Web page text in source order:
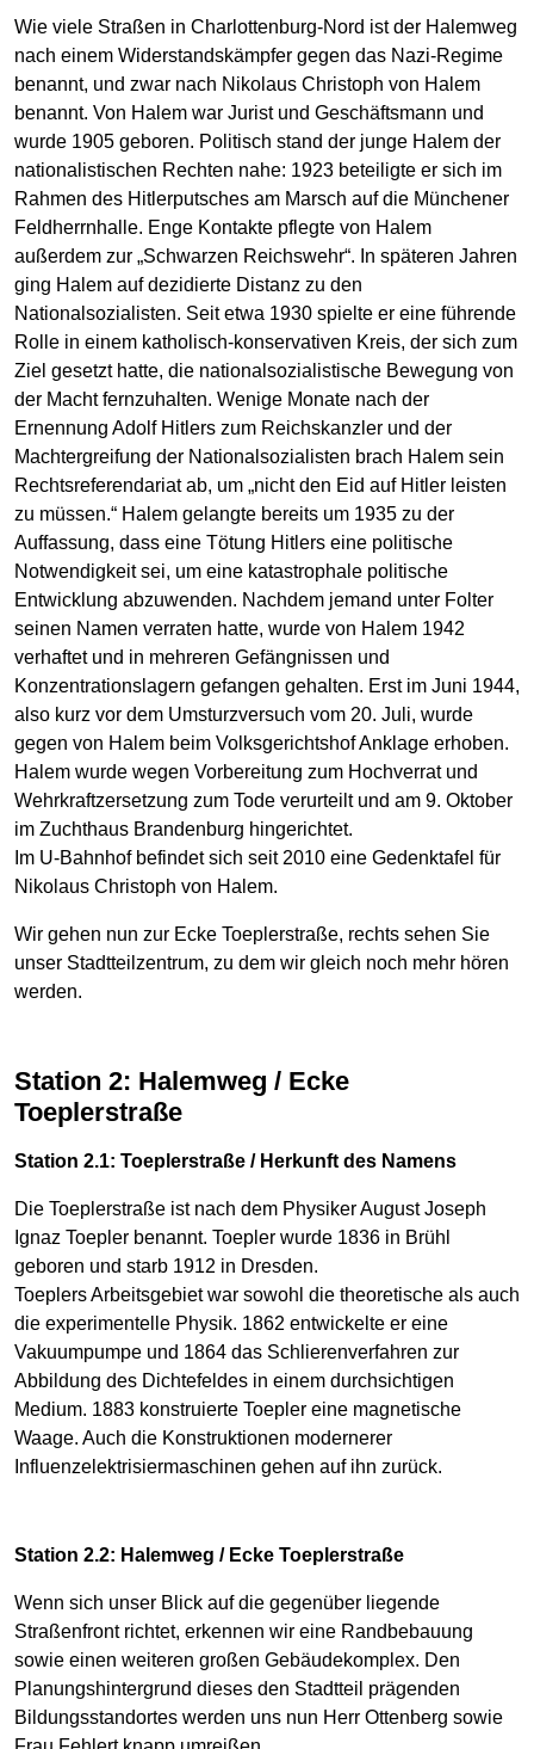
Wie viele Straßen in Charlottenburg-Nord ist der Halemweg
nach einem Widerstandskämpfer gegen das Nazi-Regime
benannt, und zwar nach Nikolaus Christoph von Halem
benannt. Von Halem war Jurist und Geschäftsmann und
wurde 1905 geboren. Politisch stand der junge Halem der
nationalistischen Rechten nahe: 1923 beteiligte er sich im
Rahmen des Hitlerputsches am Marsch auf die Münchener
Feldherrnhalle. Enge Kontakte pflegte von Halem
außerdem zur „Schwarzen Reichswehr“. In späteren Jahren
ging Halem auf dezidierte Distanz zu den
Nationalsozialisten. Seit etwa 1930 spielte er eine führende
Rolle in einem katholisch-konservativen Kreis, der sich zum
Ziel gesetzt hatte, die nationalsozialistische Bewegung von
der Macht fernzuhalten. Wenige Monate nach der
Ernennung Adolf Hitlers zum Reichskanzler und der
Machtergreifung der Nationalsozialisten brach Halem sein
Rechtsreferendariat ab, um „nicht den Eid auf Hitler leisten
zu müssen.“ Halem gelangte bereits um 1935 zu der
Auffassung, dass eine Tötung Hitlers eine politische
Notwendigkeit sei, um eine katastrophale politische
Entwicklung abzuwenden. Nachdem jemand unter Folter
seinen Namen verraten hatte, wurde von Halem 1942
verhaftet und in mehreren Gefängnissen und
Konzentrationslagern gefangen gehalten. Erst im Juni 1944,
also kurz vor dem Umsturzversuch vom 20. Juli, wurde
gegen von Halem beim Volksgerichtshof Anklage erhoben.
Halem wurde wegen Vorbereitung zum Hochverrat und
Wehrkraftzersetzung zum Tode verurteilt und am 9. Oktober
im Zuchthaus Brandenburg hingerichtet.
Im U-Bahnhof befindet sich seit 2010 eine Gedenktafel für
Nikolaus Christoph von Halem.
Wir gehen nun zur Ecke Toeplerstraße, rechts sehen Sie
unser Stadtteilzentrum, zu dem wir gleich noch mehr hören
werden.
Station 2: Halemweg / Ecke
Toeplerstraße
Station 2.1: Toeplerstraße / Herkunft des Namens
Die Toeplerstraße ist nach dem Physiker August Joseph
Ignaz Toepler benannt. Toepler wurde 1836 in Brühl
geboren und starb 1912 in Dresden.
Toeplers Arbeitsgebiet war sowohl die theoretische als auch
die experimentelle Physik. 1862 entwickelte er eine
Vakuumpumpe und 1864 das Schlierenverfahren zur
Abbildung des Dichtefeldes in einem durchsichtigen
Medium. 1883 konstruierte Toepler eine magnetische
Waage. Auch die Konstruktionen modernerer
Influenzelektrisiermaschinen gehen auf ihn zurück.
Station 2.2: Halemweg / Ecke Toeplerstraße
Wenn sich unser Blick auf die gegenüber liegende
Straßenfront richtet, erkennen wir eine Randbebauung
sowie einen weiteren großen Gebäudekomplex. Den
Planungshintergrund dieses den Stadtteil prägenden
Bildungsstandortes werden uns nun Herr Ottenberg sowie